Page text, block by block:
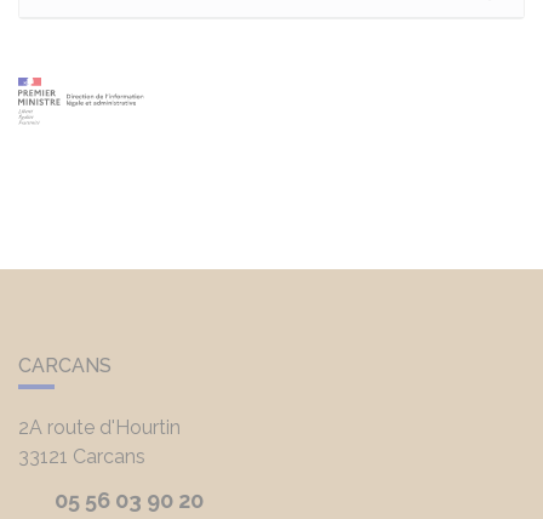
CARCANS
2A route d'Hourtin
33121 Carcans
05 56 03 90 20